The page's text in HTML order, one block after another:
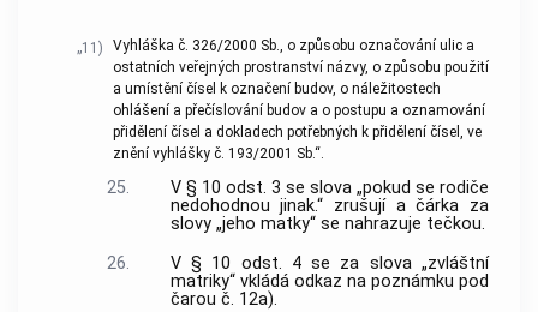
„11)
Vyhláška č. 326/2000 Sb., o způsobu označování ulic a
ostatních veřejných prostranství názvy, o způsobu použití
a umístění čísel k označení budov, o náležitostech
ohlášení a přečíslování budov a o postupu a oznamování
přidělení čísel a dokladech potřebných k přidělení čísel, ve
znění vyhlášky č. 193/2001 Sb.“.
25.
V § 10 odst. 3 se slova „pokud se rodiče
nedohodnou jinak.“ zrušují a čárka za
slovy „jeho matky“ se nahrazuje tečkou.
26.
V § 10 odst. 4 se za slova „zvláštní
matriky“ vkládá odkaz na poznámku pod
čarou č. 12a).